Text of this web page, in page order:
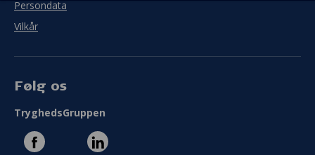
Persondata
Vilkår
Følg os
TryghedsGruppen